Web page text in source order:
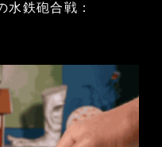
水鉄砲合戦：